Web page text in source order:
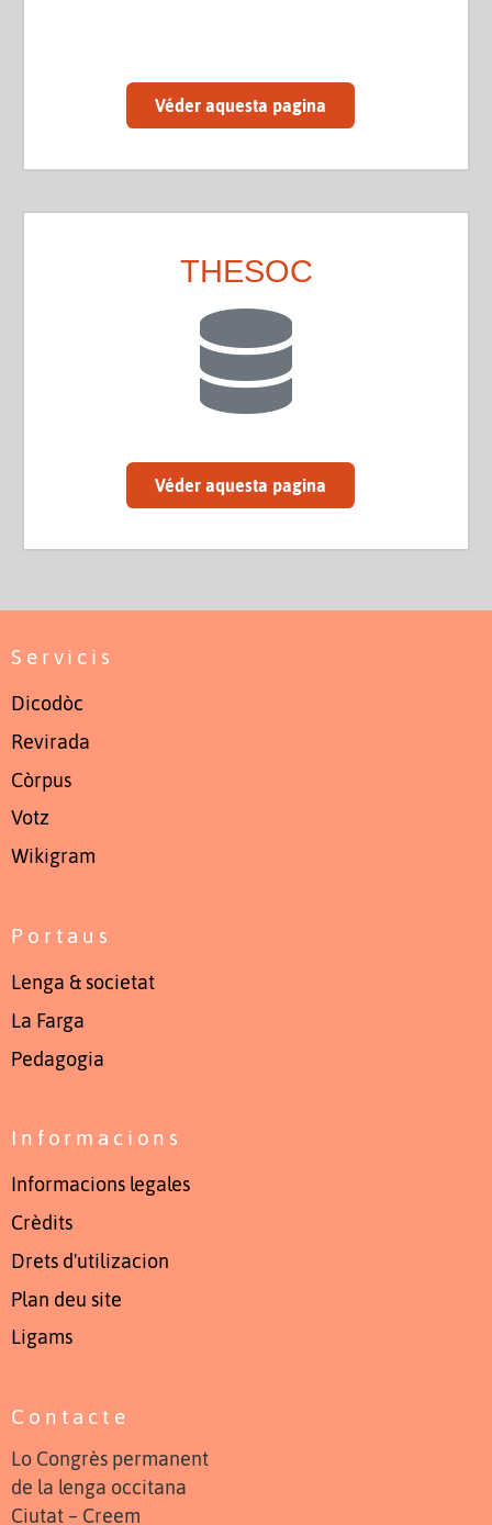
Véder aquesta pagina
THESOC
Véder aquesta pagina
Servicis
Dicodòc
Revirada
Còrpus
Votz
Wikigram
Portaus
Lenga & societat
La Farga
Pedagogia
Informacions
Informacions legales
Crèdits
Drets d'utilizacion
Plan deu site
Ligams
Contacte
Lo Congrès permanent
de la lenga occitana
Ciutat – Creem